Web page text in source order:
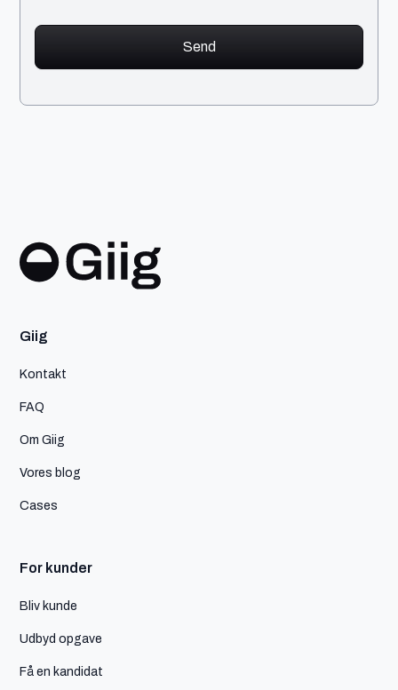
Giig
Kontakt
FAQ
Om Giig
Vores blog
Cases
For kunder
Bliv kunde
Udbyd opgave
Få en kandidat